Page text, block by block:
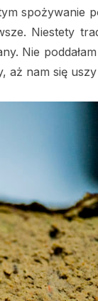
spożywanie
Niestety
Nie
aż nam się